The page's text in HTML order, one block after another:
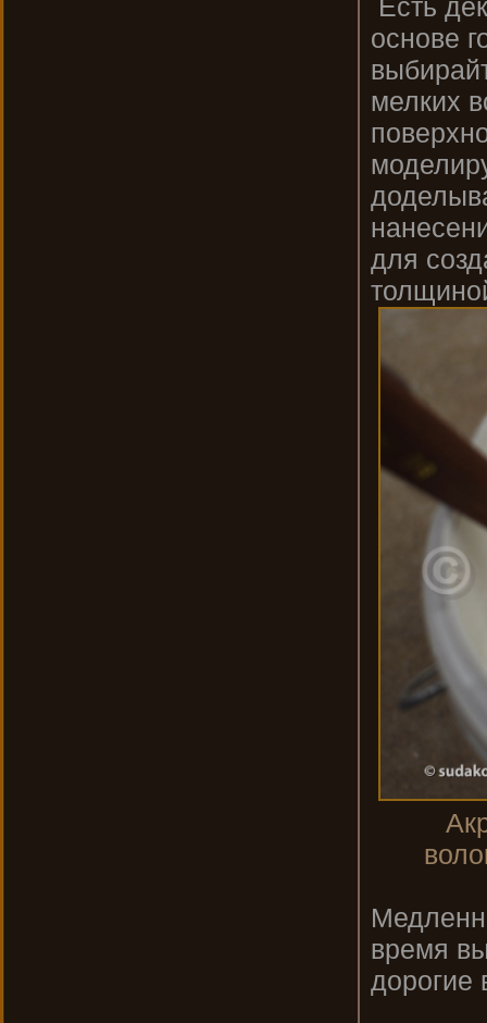
основе
мелких
для
время
дорогие